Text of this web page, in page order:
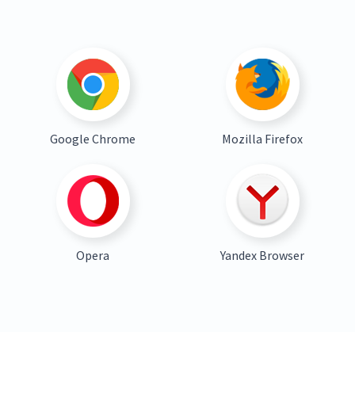
Google Chrome Mozilla Firefox
Opera Yandex Browser